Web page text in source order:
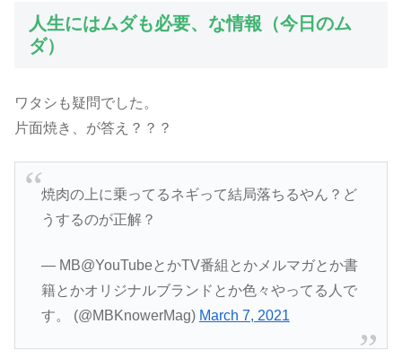
人生にはムダも必要、な情報（今日のム
ダ）
ワタシも疑問でした。
片面焼き、が答え？？？
焼肉の上に乗ってるネギって結局落ちるやん？ど
うするのが正解？
— MB@YouTubeとかTV番組とかメルマガとか書
籍とかオリジナルブランドとか色々やってる人で
す。 (@MBKnowerMag) March 7, 2021